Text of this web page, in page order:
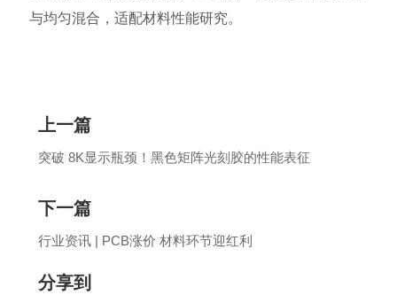
与均匀混合，适配材料性能研究。
上一篇
突破 8K显示瓶颈！黑色矩阵光刻胶的性能表征
下一篇
行业资讯 | PCB涨价 材料环节迎红利
分享到